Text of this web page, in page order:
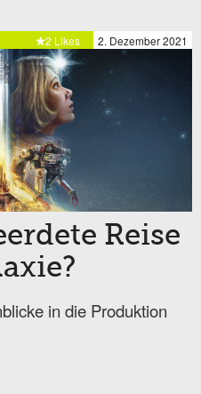
2. Dezember 2021
2 Likes
Reise
in die Produktion